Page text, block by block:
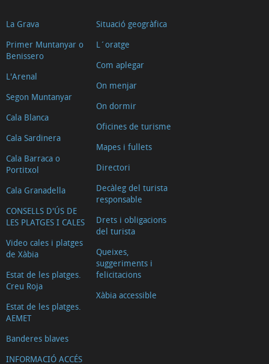
La Grava
Primer Muntanyar o
Benissero
L'Arenal
Segon Muntanyar
Cala Blanca
Cala Sardinera
Cala Barraca o
Portitxol
Cala Granadella
CONSELLS D'ÚS DE
LES PLATGES I CALES
Video cales i platges
de Xàbia
Estat de les platges.
Creu Roja
Estat de les platges.
AEMET
Banderes blaves
INFORMACIÓ ACCÉS
Situació geogràfica
L´oratge
Com aplegar
On menjar
On dormir
Oficines de turisme
Mapes i fullets
Directori
Decàleg del turista
responsable
Drets i obligacions
del turista
Queixes,
suggeriments i
felicitacions
Xàbia accessible